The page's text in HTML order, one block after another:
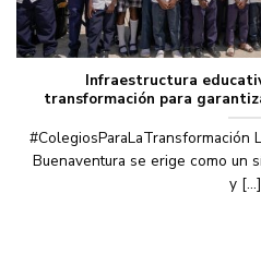
Infraestructura
transformación para
#ColegiosParaLaTransformación
Buenaventura se erige como un
y [...]